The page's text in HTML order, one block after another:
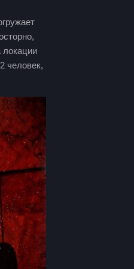
локации
человек,